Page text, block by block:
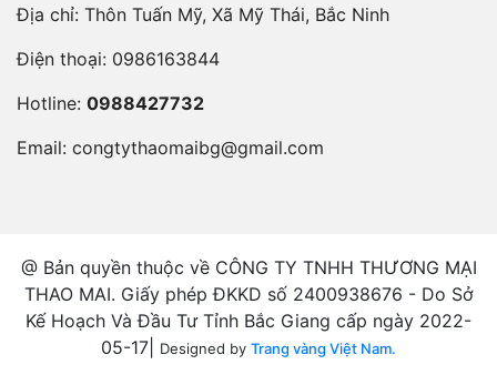
Địa chỉ: Thôn Tuấn Mỹ, Xã Mỹ Thái, Bắc Ninh
Điện thoại: 0986163844
Hotline: 0988427732
Email: congtythaomaibg@gmail.com
@ Bản quyền thuộc về CÔNG TY TNHH THƯƠNG MẠI
THAO MAI. Giấy phép ĐKKD số 2400938676 - Do Sở
Kế Hoạch Và Đầu Tư Tỉnh Bắc Giang cấp ngày 2022-
05-17|
Designed by Trang vàng Việt Nam.